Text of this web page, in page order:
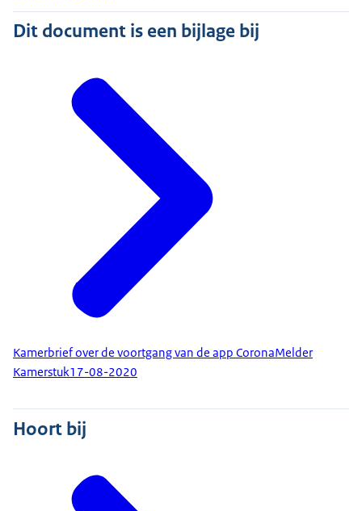
Dit document is een bijlage bij
Kamerbrief over de voortgang van de app CoronaMelder
Kamerstuk17-08-2020
Hoort bij